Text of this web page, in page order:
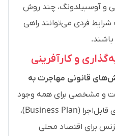
و آوسبیلدونگ، چند روش
شرایط فردی می‌توانند راهی
و کارآفرینی
قانونی مهاجرت به
و مشخصی برای همه وجود
ندارد، اما داشتن یک طرح تجاری قابل‌اجرا (Business Plan)،
برای اقتصاد محلی